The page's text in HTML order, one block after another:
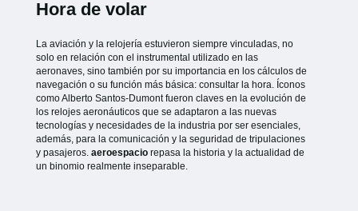
Hora de volar
La aviación y la relojería estuvieron siempre vinculadas, no
solo en relación con el instrumental utilizado en las
aeronaves, sino también por su importancia en los cálculos de
navegación o su función más básica: consultar la hora. Íconos
como Alberto Santos-Dumont fueron claves en la evolución de
los relojes aeronáuticos que se adaptaron a las nuevas
tecnologías y necesidades de la industria por ser esenciales,
además, para la comunicación y la seguridad de tripulaciones
y pasajeros. aeroespacio repasa la historia y la actualidad de
un binomio realmente inseparable.